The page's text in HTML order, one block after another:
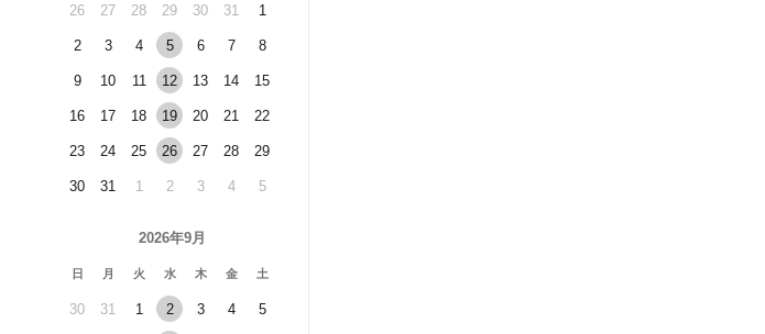
26 27 28 29 30 31 1
2 3 4 5 6 7 8
9 10 11 12 13 14 15
16 17 18 19 20 21 22
23 24 25 26 27 28 29
30 31 1 2 3 4 5
2026年9月
日 月 火 水 木 金 土
30 31 1 2 3 4 5